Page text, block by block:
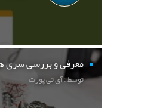
معرفی و بررسی سری
توسط : آی تی پورت